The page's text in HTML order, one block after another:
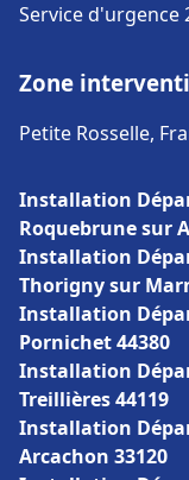
Service d'urgence
Zone
Petite Rosselle,
Installation
Roquebrune sur
Installation
Thorigny sur
Installation
Pornichet 44380
Installation
Treillières 44119
Installation
Arcachon 33120